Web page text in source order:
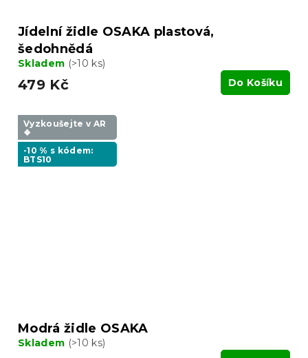
Jídelní židle OSAKA plastová,
šedohnědá
Skladem (>10 ks)
479 Kč Do Košíku
Vyzkoušejte v AR
❖
-10 % s kódem:
BTS10
Modrá židle OSAKA
Skladem (>10 ks)